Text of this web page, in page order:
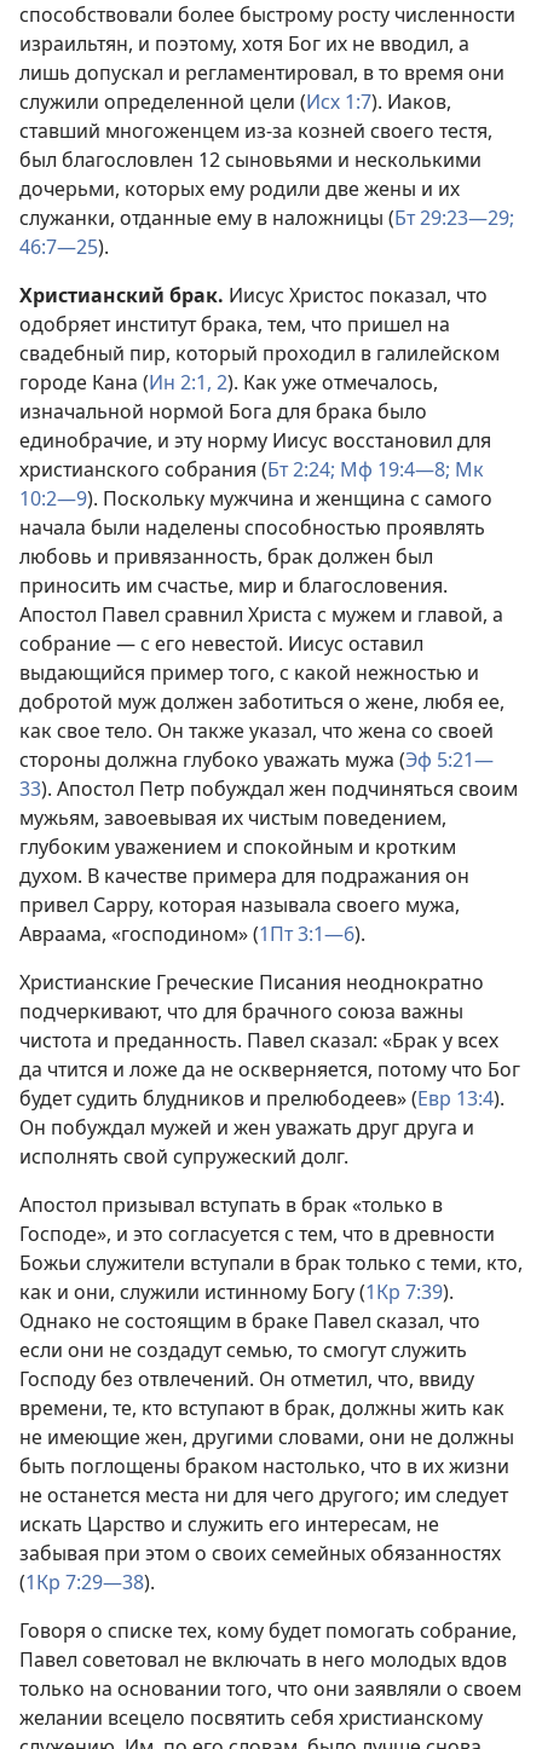
способствовали более быстрому росту численности
израильтян, и поэтому, хотя Бог их не вводил, а
лишь допускал и регламентировал, в то время они
служили определенной цели (Исх 1:7). Иаков,
ставший многоженцем из-за козней своего тестя,
был благословлен 12 сыновьями и несколькими
дочерьми, которых ему родили две жены и их
служанки, отданные ему в наложницы (Бт 29:23—29;
46:7—25).
Христианский брак. Иисус Христос показал, что
одобряет институт брака, тем, что пришел на
свадебный пир, который проходил в галилейском
городе Кана (Ин 2:1, 2). Как уже отмечалось,
изначальной нормой Бога для брака было
единобрачие, и эту норму Иисус восстановил для
христианского собрания (Бт 2:24; Мф 19:4—8; Мк
10:2—9). Поскольку мужчина и женщина с самого
начала были наделены способностью проявлять
любовь и привязанность, брак должен был
приносить им счастье, мир и благословения.
Апостол Павел сравнил Христа с мужем и главой, а
собрание — с его невестой. Иисус оставил
выдающийся пример того, с какой нежностью и
добротой муж должен заботиться о жене, любя ее,
как свое тело. Он также указал, что жена со своей
стороны должна глубоко уважать мужа (Эф 5:21—
33). Апостол Петр побуждал жен подчиняться своим
мужьям, завоевывая их чистым поведением,
глубоким уважением и спокойным и кротким
духом. В качестве примера для подражания он
привел Сарру, которая называла своего мужа,
Авраама, «господином» (1Пт 3:1—6).
Христианские Греческие Писания неоднократно
подчеркивают, что для брачного союза важны
чистота и преданность. Павел сказал: «Брак у всех
да чтится и ложе да не оскверняется, потому что Бог
будет судить блудников и прелюбодеев» (Евр 13:4).
Он побуждал мужей и жен уважать друг друга и
исполнять свой супружеский долг.
Апостол призывал вступать в брак «только в
Господе», и это согласуется с тем, что в древности
Божьи служители вступали в брак только с теми, кто,
как и они, служили истинному Богу (1Кр 7:39).
Однако не состоящим в браке Павел сказал, что
если они не создадут семью, то смогут служить
Господу без отвлечений. Он отметил, что, ввиду
времени, те, кто вступают в брак, должны жить как
не имеющие жен, другими словами, они не должны
быть поглощены браком настолько, что в их жизни
не останется места ни для чего другого; им следует
искать Царство и служить его интересам, не
забывая при этом о своих семейных обязанностях
(1Кр 7:29—38).
Говоря о списке тех, кому будет помогать собрание,
Павел советовал не включать в него молодых вдов
только на основании того, что они заявляли о своем
желании всецело посвятить себя христианскому